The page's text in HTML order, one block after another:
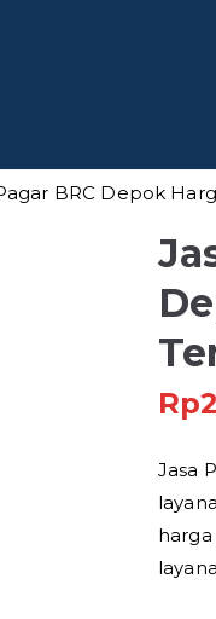
BRC Depok
Rp
Jasa